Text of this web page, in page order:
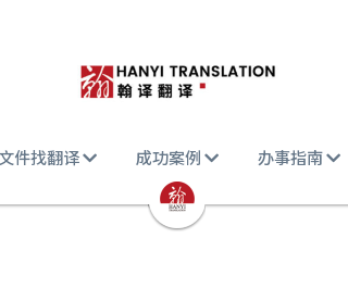
件找翻译 成功案例 办事指南